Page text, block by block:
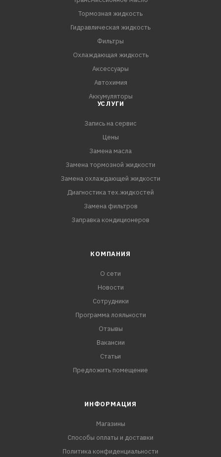
Тормозная жидкость
Гидравлическая жидкость
Фильтры
Охлаждающая жидкость
Аксессуары
Автохимия
Аккумуляторы
УСЛУГИ
Запись на сервис
Цены
Замена масла
Замена тормозной жидкости
Замена охлаждающей жидкости
Диагностика тех.жидкостей
Замена фильтров
Заправка кондиционеров
КОМПАНИЯ
О сети
Новости
Сотрудники
Программа лояльности
Отзывы
Вакансии
Статьи
Предложить помещение
ИНФОРМАЦИЯ
Магазины
Способы оплаты и доставки
Политика конфиденциальности